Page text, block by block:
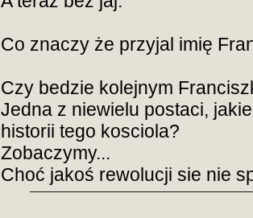
Co znaczy że przyjal imię
Czy bedzie kolejnym
Jedna z niewielu postaci,
historii tego kosciola?
Zobaczymy...
Choć jakoś rewolucji sie nie